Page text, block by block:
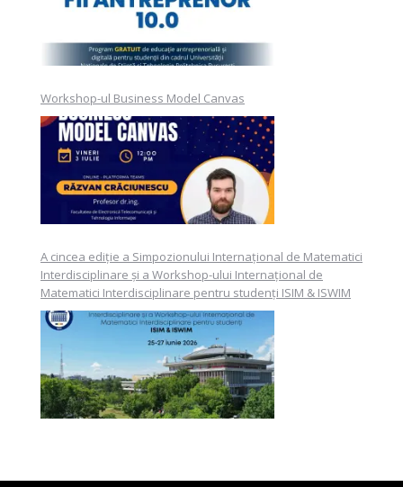
Workshop-ul Business Model Canvas
A cincea ediție a Simpozionului Internațional de Matematici
Interdisciplinare și a Workshop-ului Internațional de
Matematici Interdisciplinare pentru studenți ISIM & ISWIM